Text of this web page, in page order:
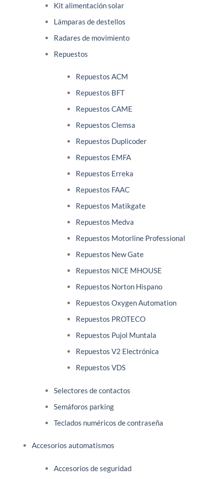
Kit alimentación solar
Lámparas de destellos
Radares de movimiento
Repuestos
Repuestos ACM
Repuestos BFT
Repuestos CAME
Repuestos Clemsa
Repuestos Duplicoder
Repuestos EMFA
Repuestos Erreka
Repuestos FAAC
Repuestos Matikgate
Repuestos Medva
Repuestos Motorline Professional
Repuestos New Gate
Repuestos NICE MHOUSE
Repuestos Norton Hispano
Repuestos Oxygen Automation
Repuestos PROTECO
Repuestos Pujol Muntala
Repuestos V2 Electrónica
Repuestos VDS
Selectores de contactos
Semáforos parking
Teclados numéricos de contraseña
Accesorios automatismos
Accesorios de seguridad